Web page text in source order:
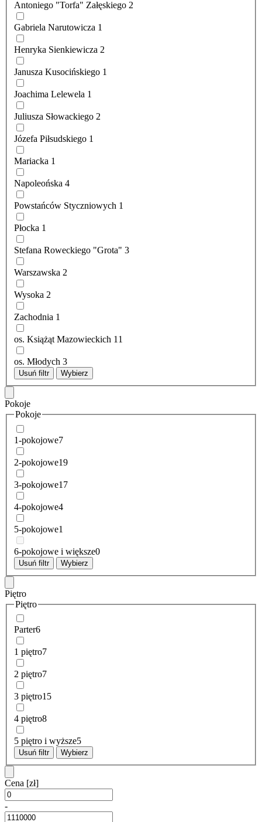
Antoniego "Torfa" Załęskiego 2
Gabriela Narutowicza 1
Henryka Sienkiewicza 2
Janusza Kusocińskiego 1
Joachima Lelewela 1
Juliusza Słowackiego 2
Józefa Piłsudskiego 1
Mariacka 1
Napoleońska 4
Powstańców Styczniowych 1
Płocka 1
Stefana Roweckiego "Grota" 3
Warszawska 2
Wysoka 2
Zachodnia 1
os. Książąt Mazowieckich 11
os. Młodych 3
Usuń filtr Wybierz
Pokoje
Pokoje
1-pokojowe7
2-pokojowe19
3-pokojowe17
4-pokojowe4
5-pokojowe1
6-pokojowe i większe0
Usuń filtr Wybierz
Piętro
Piętro
Parter6
1 piętro7
2 piętro7
3 piętro15
4 piętro8
5 piętro i wyższe5
Usuń filtr Wybierz
Cena [zł]
-